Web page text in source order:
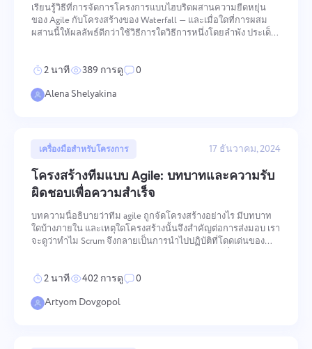
เรียนรู้วิธีที่การจัดการโครงการแบบไฮบริดผสานความยืดหยุ่น
ของ Agile กับโครงสร้างของ Waterfall — และเมื่อใดที่การผสม
ผสานนี้ให้ผลลัพธ์ดีกว่าใช้วิธีการใดวิธีการหนึ่งโดยลำพัง ประเด็น
2 นาที 389 การดู
0
Alena Shelyakina
เครื่องมือสำหรับโครงการ 17 ธันวาคม, 2024
โครงสร้างทีมแบบ Agile: บทบาทและความรับ
ผิดชอบเพื่อความสำเร็จ
บทความนี้อธิบายว่าทีม agile ถูกจัดโครงสร้างอย่างไร มีบทบาท
ใดบ้างภายใน และเหตุใดโครงสร้างนั้นจึงสำคัญต่อการส่งมอบ เรา
จะดูว่าทำไม Scrum จึงกลายเป็นการนำไปปฏิบัติที่โดดเด่นของ
2 นาที 402 การดู
0
Artyom Dovgopol